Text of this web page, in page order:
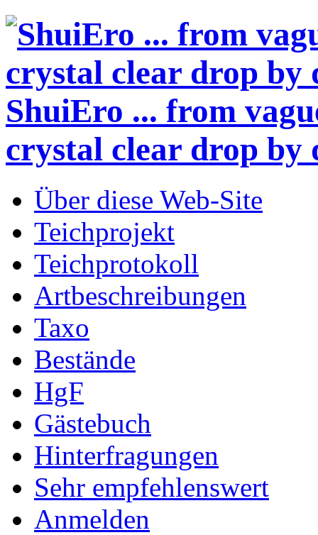
ShuiEro ... from
crystal clear drop by
Über diese Web-Site
Teichprojekt
Teichprotokoll
Artbeschreibungen
Taxo
Bestände
HgF
Gästebuch
Hinterfragungen
Sehr empfehlenswert
Anmelden